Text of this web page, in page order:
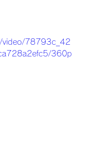
video/78793c_42
360p